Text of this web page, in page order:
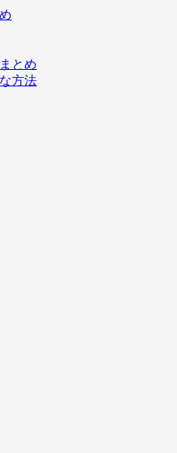
とめ
方法